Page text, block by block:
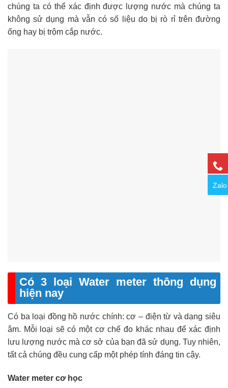
chúng ta có thể xác định được lượng nước mà chúng ta
không sử dụng mà vẫn có số liệu do bị rò rỉ trên đường
ống hay bị trộm cắp nước.
Có 3 loại Water meter thông dụng
hiện nay
Có ba loại đồng hồ nước chính: cơ – điện từ và dạng siêu
âm. Mỗi loại sẽ có một cơ chế đo khác nhau để xác định
lưu lượng nước mà cơ sở của bạn đã sử dụng. Tuy nhiên,
tất cả chúng đều cung cấp một phép tính đáng tin cậy.
Water meter cơ học
Zalo